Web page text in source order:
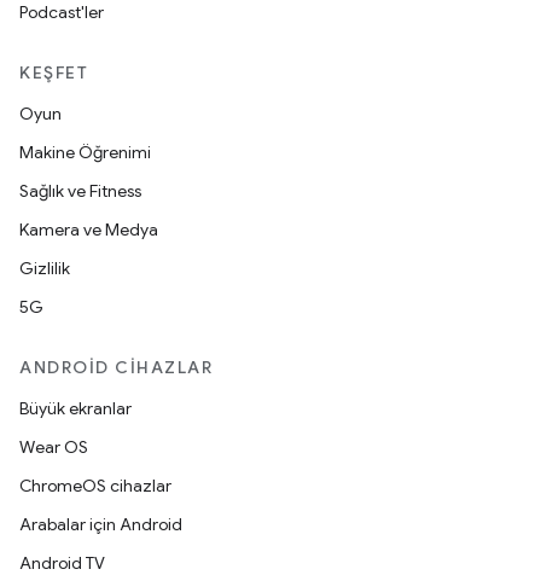
Podcast'ler
KEŞFET
Oyun
Makine Öğrenimi
Sağlık ve Fitness
Kamera ve Medya
Gizlilik
5G
ANDROID CIHAZLAR
Büyük ekranlar
Wear OS
ChromeOS cihazlar
Arabalar için Android
Android TV